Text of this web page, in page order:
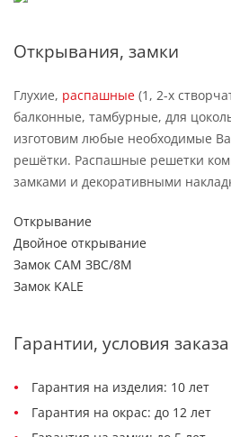
Открывания, замки
Глухие, распашные (1, 2-х
балконные, тамбурные, для
изготовим любые необходимые
решётки. Распашные решетки
замками и декоративными
Открывание
Двойное открывание
Замок САМ ЗВС/8М
Замок KALE
Гарантии, условия заказа
Гарантия на изделия: 10 лет
Гарантия на окрас: до 12 лет